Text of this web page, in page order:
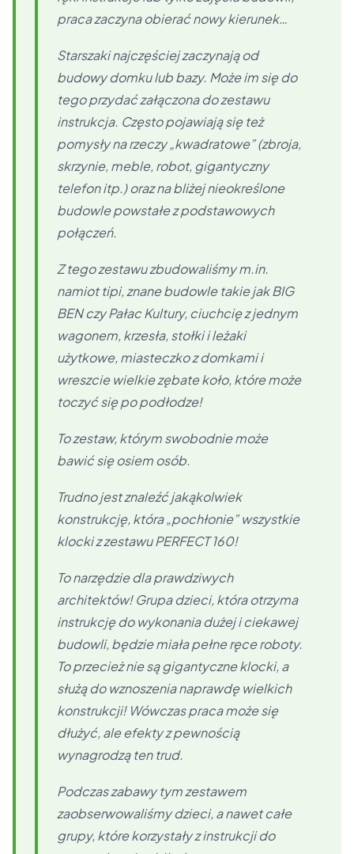
praca zaczyna obierać nowy kierunek…
Starszaki najczęściej zaczynają od
budowy domku lub bazy. Może im się do
tego przydać załączona do zestawu
instrukcja. Często pojawiają się też
pomysły na rzeczy „kwadratowe” (zbroja,
skrzynie, meble, robot, gigantyczny
telefon itp.) oraz na bliżej nieokreślone
budowle powstałe z podstawowych
połączeń.
Z tego zestawu zbudowaliśmy m.in.
namiot tipi, znane budowle takie jak BIG
BEN czy Pałac Kultury, ciuchcię z jednym
wagonem, krzesła, stołki i leżaki
użytkowe, miasteczko z domkami i
wreszcie wielkie zębate koło, które może
toczyć się po podłodze!
To zestaw, którym swobodnie może
bawić się osiem osób.
Trudno jest znaleźć jakąkolwiek
konstrukcję, która „pochłonie” wszystkie
klocki z zestawu PERFECT 160!
To narzędzie dla prawdziwych
architektów! Grupa dzieci, która otrzyma
instrukcję do wykonania dużej i ciekawej
budowli, będzie miała pełne ręce roboty.
To przecież nie są gigantyczne klocki, a
służą do wznoszenia naprawdę wielkich
konstrukcji! Wówczas praca może się
dłużyć, ale efekty z pewnością
wynagrodzą ten trud.
Podczas zabawy tym zestawem
zaobserwowaliśmy dzieci, a nawet całe
grupy, które korzystały z instrukcji do